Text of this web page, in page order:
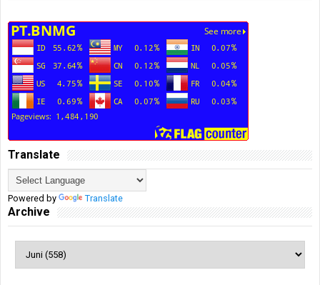
Translate
Powered by Translate
Archive